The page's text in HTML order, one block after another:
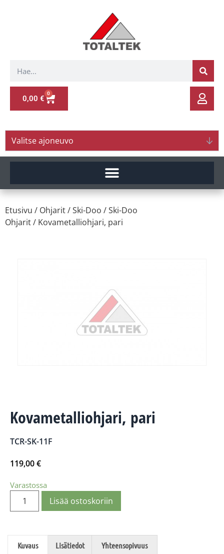
0,00 €
0
Valitse ajoneuvo
Etusivu / Ohjarit/Ski-Doo /Ski-Doo
Ohjarit/ Kovametalliohjari, pari
Kovametalliohjari, pari
TCR-SK-11F
119,00€
Varastossa
Lisää ostoskoriin
Kuvaus Lisätiedot Yhteensopivuus